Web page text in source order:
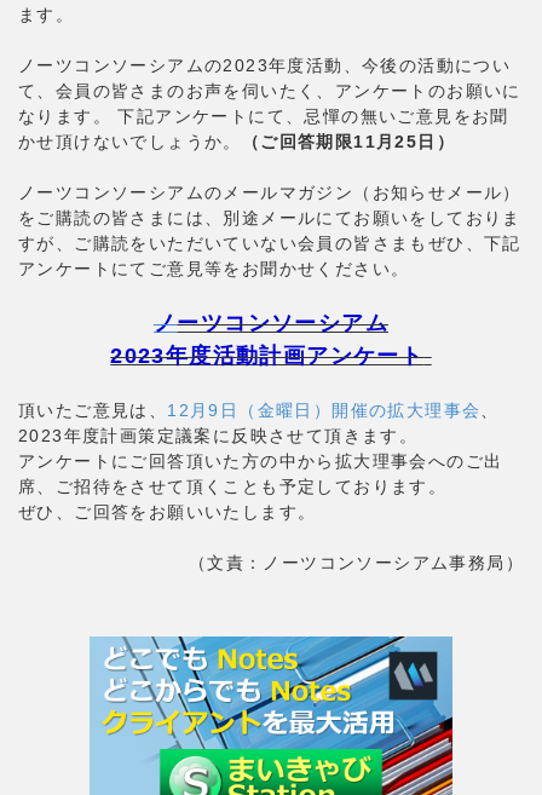
ます。
ノーツコンソーシアムの2023年度活動、今後の活動につい
て、会員の皆さまのお声を伺いたく、アンケートのお願いに
なります。 下記アンケートにて、忌憚の無いご意見をお聞
かせ頂けないでしょうか。
（ご回答期限11月25日）
ノーツコンソーシアムのメールマガジン（お知らせメール）
をご購読の皆さまには、別途メールにてお願いをしておりま
すが、ご購読をいただいていない会員の皆さまもぜひ、下記
アンケートにてご意見等をお聞かせください。
ノーツコンソーシアム
2023年度活動計画アンケート
頂いたご意見は、 12月9日（金曜日）開催の拡大理事会
2023年度計画策定議案に反映させて頂きます。
アンケートにご回答頂いた方の中から拡大理事会へのご出
席、ご招待をさせて頂くことも予定しております。
ぜひ、ご回答をお願いいたします。
（文責：ノーツコンソーシアム事務局）